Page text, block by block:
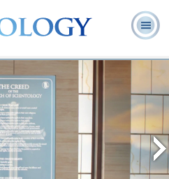
Preguntas
Frecuentes